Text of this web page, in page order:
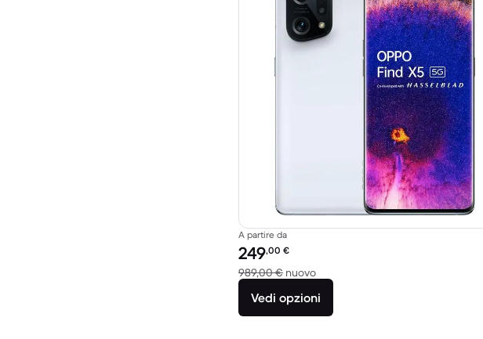
A partire da
Prezzo del ricondizionato:
249,00 €
989,00 € nuovoRispetto a 989,00 € del nuovo
Vedi opzioni